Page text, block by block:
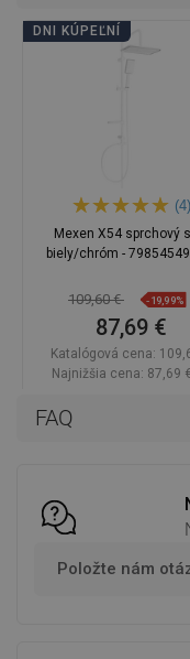
FAQ
Položte nám
DNI KÚPEĽNÍ
(4)
Mexen X54 sprchový
biely/chróm -
109,60 € -19,99%
87,69 €
Katalógová cena:
Najnižšia cena: 87,69 €